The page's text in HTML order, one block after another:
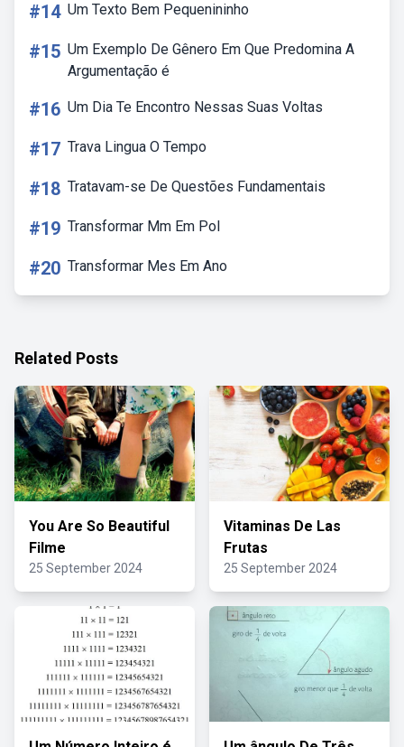
#14 Um Texto Bem Pequenininho
#15 Um Exemplo De Gênero Em Que Predomina A
Argumentação é
#16 Um Dia Te Encontro Nessas Suas Voltas
#17 Trava Lingua O Tempo
#18 Tratavam-se De Questões Fundamentais
#19 Transformar Mm Em Pol
#20 Transformar Mes Em Ano
Related Posts
You Are So Beautiful
Filme
25 September 2024
Vitaminas De Las
Frutas
25 September 2024